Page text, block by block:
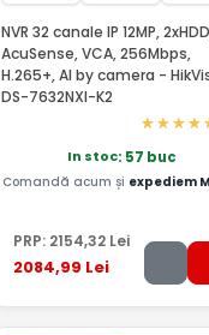
NVR 32 canale IP 12MP,
AcuSense, VCA, 256Mbps,
H.265+, AI by camera -
DS-7632NXI-K2
In stoc: 57 buc
Comandă acum și expediem
PRP: 2154,32Lei
2084,99 Lei